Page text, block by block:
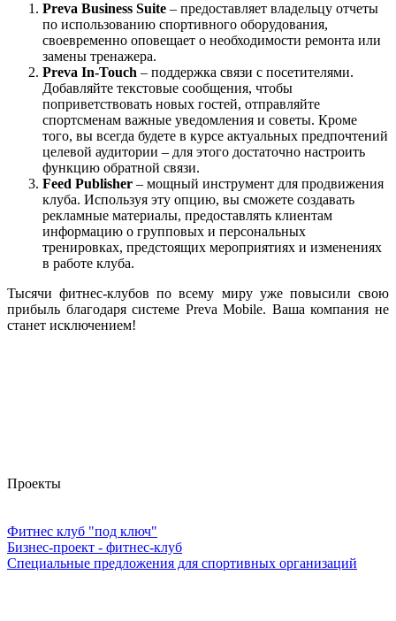
Preva Business Suite – предоставляет владельцу отчеты
по использованию спортивного оборудования,
своевременно оповещает о необходимости ремонта или
замены тренажера.
Preva In-Touch – поддержка связи с посетителями.
Добавляйте текстовые сообщения, чтобы
поприветствовать новых гостей, отправляйте
спортсменам важные уведомления и советы. Кроме
того, вы всегда будете в курсе актуальных предпочтений
целевой аудитории – для этого достаточно настроить
функцию обратной связи.
Feed Publisher – мощный инструмент для продвижения
клуба. Используя эту опцию, вы сможете создавать
рекламные материалы, предоставлять клиентам
информацию о групповых и персональных
тренировках, предстоящих мероприятиях и изменениях
в работе клуба.
Тысячи фитнес-клубов по всему миру уже повысили свою
прибыль благодаря системе Preva Mobile. Ваша компания не
станет исключением!
Проекты
Фитнес клуб "под ключ"
Бизнес-проект - фитнес-клуб
Специальные предложения для спортивных организаций